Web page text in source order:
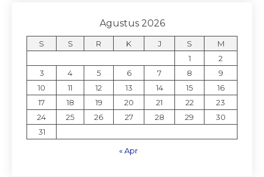
Agustus 2026
S S R K J S
M
1
2
3
4 5 6 7 8
9
10
11 12 13 14 15
16
17
18 19 20 21 22
23
24
25 26 27 28 29
30
31
« Apr